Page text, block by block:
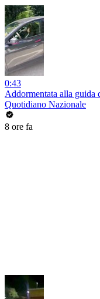
0:43
Addormentata alla guida
Quotidiano Nazionale
8 ore fa